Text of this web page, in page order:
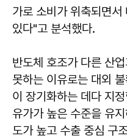
가로 소비가 위축되면
있다"고 분석했다.
반도체 호조가 다른 산
못하는 이유로는 대외
이 장기화하는 데다 지
유가가 높은 수준을 유
도가 높고 수출 중심 구